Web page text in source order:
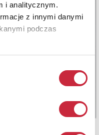
i analitycznym.
z innymi danymi
podczas